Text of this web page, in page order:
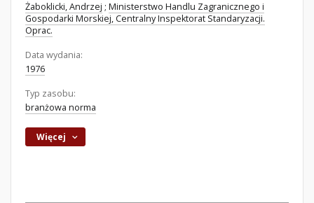
Żaboklicki, Andrzej ; Ministerstwo Handlu Zagranicznego i
Gospodarki Morskiej, Centralny Inspektorat Standaryzacji.
Oprac.
Data wydania:
1976
Typ zasobu:
branżowa norma
Więcej